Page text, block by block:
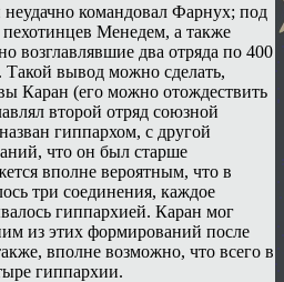
командовал Фарнух; под
Менедем, а также
возглавлявшие два отряда по 400
Такой вывод можно сделать,
Каран (его можно отождествить
второй отряд союзной
гиппархом, с другой
что он был старше
вполне вероятным, что в
три соединения, каждое
гиппархией. Каран мог
из этих формирований после
вполне возможно, что всего в
гиппархии.